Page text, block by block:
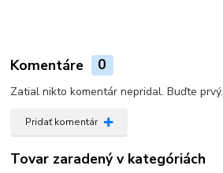
Komentáre 0
Zatial nikto komentár nepridal. Buďte prvý.
Pridať komentár
Tovar zaradený v kategóriách